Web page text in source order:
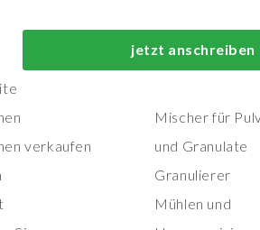
jetzt anschreiben
verkaufen
Top-Prozess- und
Mischer für
und Granulate
Granulierer
Mühlen und